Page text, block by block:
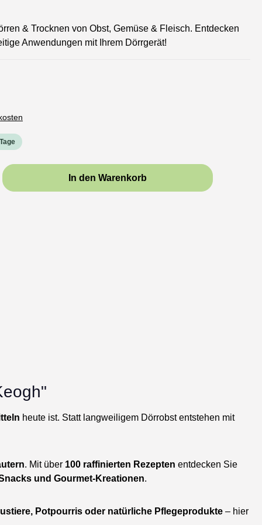
& Trocknen von Obst, Gemüse & Fleisch. Entdecken
Anwendungen mit Ihrem Dörrgerät!
den gewünschten Wert ein oder
In den Warenkorb
heute ist. Statt langweiligem Dörrobst entstehen mit
. Mit über 100 raffinierten Rezepten entdecken Sie
und Gourmet-Kreationen.
Potpourris oder natürliche Pflegeprodukte – hier